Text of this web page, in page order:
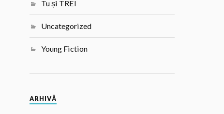
Tu și TREI
Uncategorized
Young Fiction
ARHIVĂ